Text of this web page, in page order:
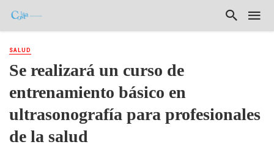
SALUD
Se realizará un curso de
entrenamiento básico en
ultrasonografía para profesionales
de la salud